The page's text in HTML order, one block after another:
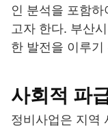
인 분석을 포함
고자 한다. 부산
한 발전을 이루
사회적 파
정비사업은 지역